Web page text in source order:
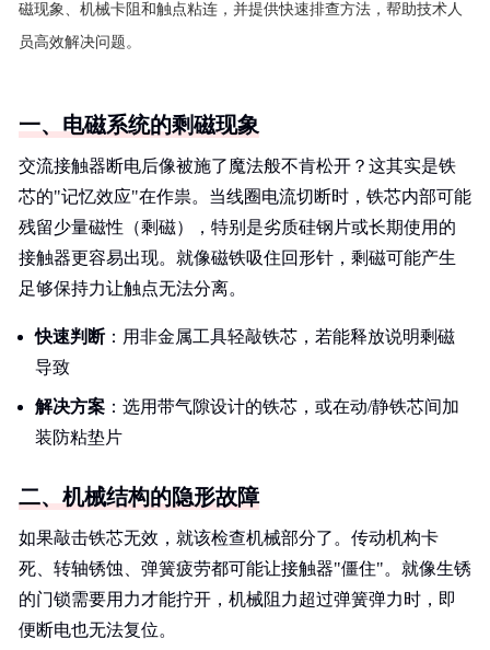
磁现象、机械卡阻和触点粘连，并提供快速排查方法，帮助技术人
员高效解决问题。
一、电磁系统的剩磁现象
交流接触器断电后像被施了魔法般不肯松开？这其实是铁
芯的"记忆效应"在作祟。当线圈电流切断时，铁芯内部可能
残留少量磁性（剩磁），特别是劣质硅钢片或长期使用的
接触器更容易出现。就像磁铁吸住回形针，剩磁可能产生
足够保持力让触点无法分离。
快速判断：用非金属工具轻敲铁芯，若能释放说明剩磁
导致
解决方案 ：选用带气隙设计的铁芯，或在动/静铁芯间加
装防粘垫片
二、机械结构的隐形故障
如果敲击铁芯无效，就该检查机械部分了。传动机构卡
死、转轴锈蚀、弹簧疲劳都可能让接触器"僵住"。就像生锈
的门锁需要用力才能拧开，机械阻力超过弹簧弹力时，即
便断电也无法复位。